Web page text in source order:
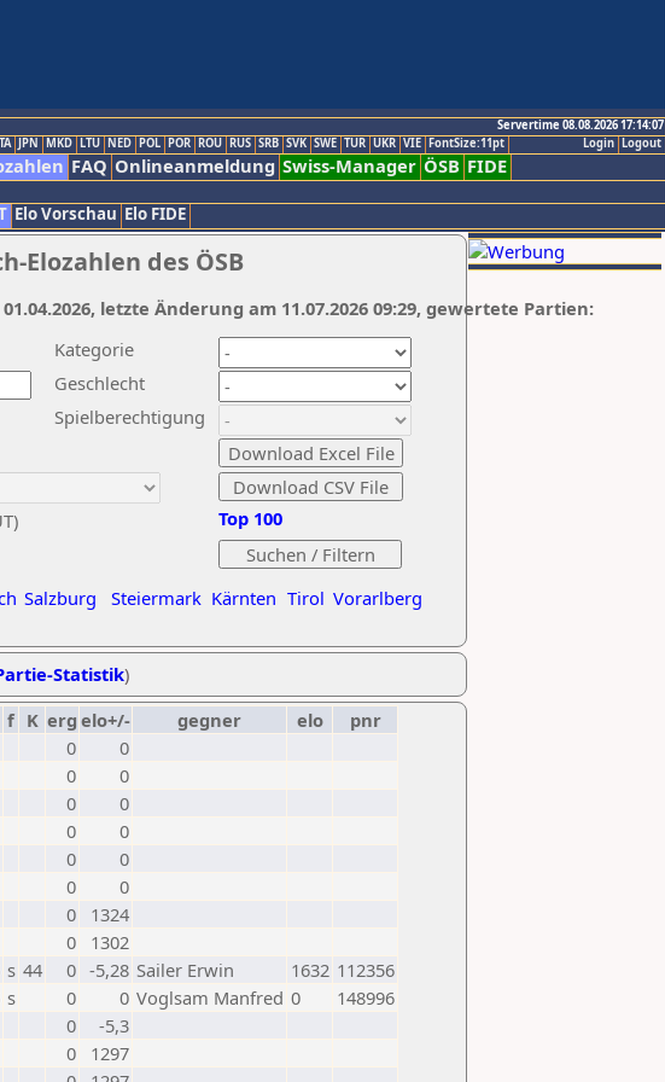
Servertime 08.08.2026 17:14:07
Logout
Login
JPN MKD LTU NED POL POR ROU RUS SRB SVK SWE TUR UKR VIE FontSize:11pt
FAQ Onlineanmeldung Swiss-Manager ÖSB FIDE
Elo Vorschau Elo FIDE
Elozahlen des ÖSB
Kategorie
Geschlecht
Spielberechtigung
Salzburg Steiermark Kärnten Tirol Vorarlberg
Top 100
letzte Änderung am 11.07.2026 09:29, gewertete Partien:
Statistik)
f K erg elo+/- gegner elo
pnr
0
0
0
0
0
0
0
0
0
0
0
0
0
1324
0
1302
s 44 0 -5,28 Sailer Erwin 1632 112356
s 0 0 Voglsam Manfred 0
148996
0
-5,3
0
1297